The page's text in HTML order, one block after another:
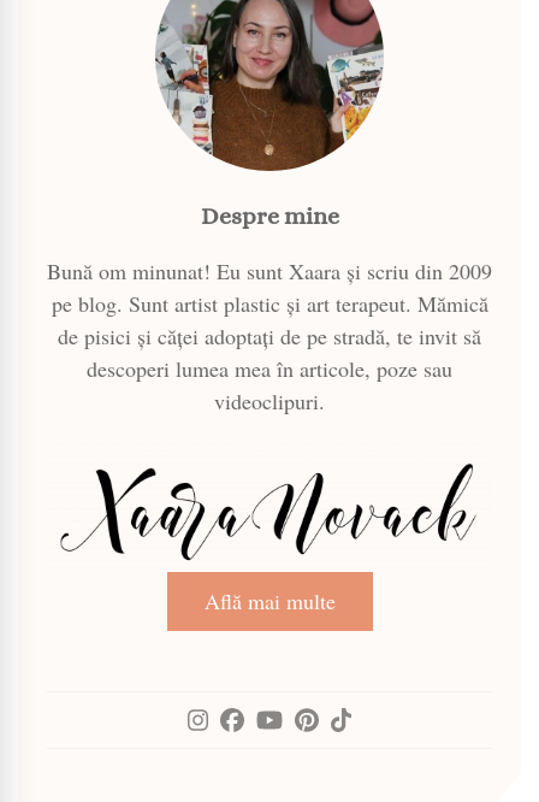
Despre mine
Bună om minunat! Eu sunt Xaara și scriu din 2009
pe blog. Sunt artist plastic și art terapeut. Mămică
de pisici și căței adoptați de pe stradă, te invit să
descoperi lumea mea în articole, poze sau
videoclipuri.
Află mai multe